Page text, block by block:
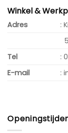
Winkel &
Adres
:
Tel
:
E-mail
: